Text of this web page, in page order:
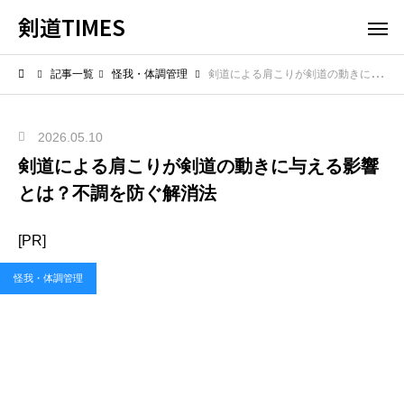
剣道TIMES
記事一覧 怪我・体調管理 剣道による肩こりが剣道の動きに与える影響とは？不調を防ぐ解消法
2026.05.10
剣道による肩こりが剣道の動きに与える影響
とは？不調を防ぐ解消法
[PR]
怪我・体調管理